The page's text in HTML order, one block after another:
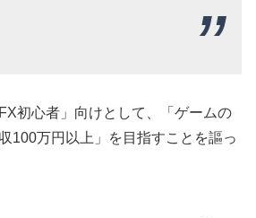
初心者」向けとして、「ゲームの
100万円以上」を目指すことを謳っ